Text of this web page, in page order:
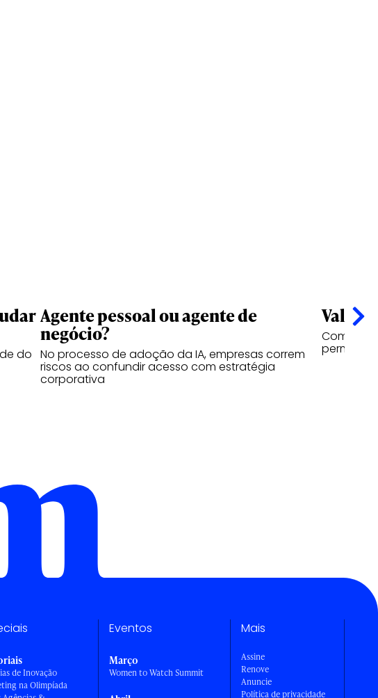
do
Agente pessoal ou agente de
negócio?
No processo de adoção da IA, empresas correm
riscos ao confundir acesso com estratégia
corporativa
Valor
Como a
de Inovação
na Olimpíada
Eventos
Março
Women to Watch Summit
Mais
Assine
Renove
Anuncie
Política de privacidade